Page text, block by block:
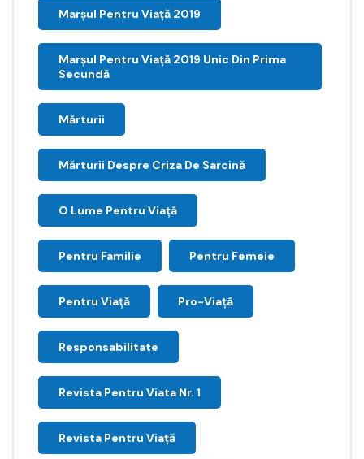
Marșul Pentru Viață 2019
Marșul Pentru Viață 2019 Unic Din Prima
Secundă
Mărturii
Mărturii Despre Criza De Sarcină
O Lume Pentru Viață
Pentru Familie Pentru Femeie
Pentru Viață Pro-Viață
Responsabilitate
Revista Pentru Viata Nr. 1
Revista Pentru Viață